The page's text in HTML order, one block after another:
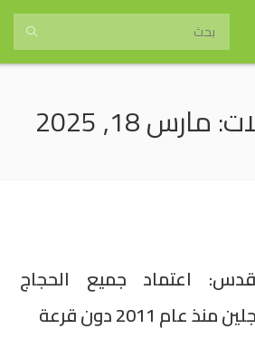
18, 2025
اعتماد جميع الحجاج
2011 دون قرعة